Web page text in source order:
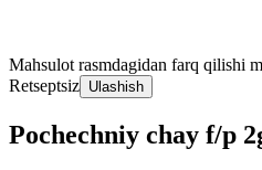
Mahsulot rasmdagidan farq qilishi
Retseptsiz Ulashish
Pochechniy chay f/p